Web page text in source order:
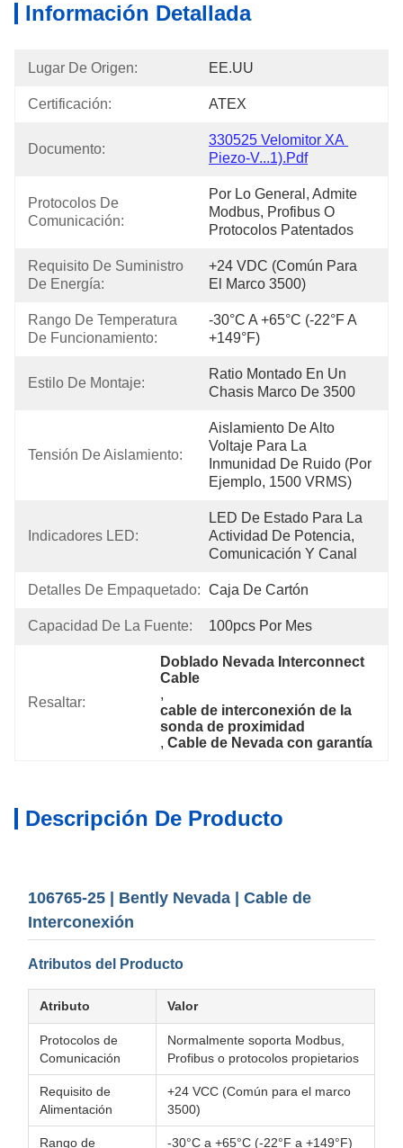
Información Detallada
Lugar De Origen: EE.UU
Certificación: ATEX
Documento:
330525 Velomitor XA
Piezo-V...1).pdf
Protocolos De
Comunicación:
Por Lo General, Admite
Modbus, Profibus O
Protocolos Patentados
Requisito De Suministro
De Energía:
+24 VDC (común Para
El Marco 3500)
Rango De Temperatura
De Funcionamiento:
-30°C A +65°C (-22°F A
+149°F)
Estilo De Montaje:
Ratio Montado En Un
Chasis Marco De 3500
Tensión De Aislamiento:
Aislamiento De Alto
Voltaje Para La
Inmunidad De Ruido (por
Ejemplo, 1500 VRMS)
Indicadores LED:
LED De Estado Para La
Actividad De Potencia,
Comunicación Y Canal
Detalles De Empaquetado: Caja De Cartón
Capacidad De La Fuente: 100pcs Por Mes
Resaltar:
Doblado Nevada Interconnect
Cable
,
cable de interconexión de la
sonda de proximidad
, Cable de Nevada con garantía
Descripción De Producto
106765-25 | Bently Nevada | Cable de
Interconexión
Atributos del Producto
Atributo Valor
Protocolos de
Comunicación
Normalmente soporta Modbus,
Profibus o protocolos propietarios
Requisito de
Alimentación
+24 VCC (Común para el marco
3500)
Rango de -30°C a +65°C (-22°F a +149°F)